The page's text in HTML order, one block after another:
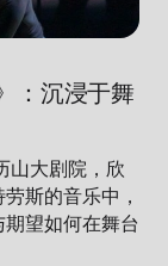
：沉浸于舞
山大剧院，欣
斯的音乐中，
望如何在舞台